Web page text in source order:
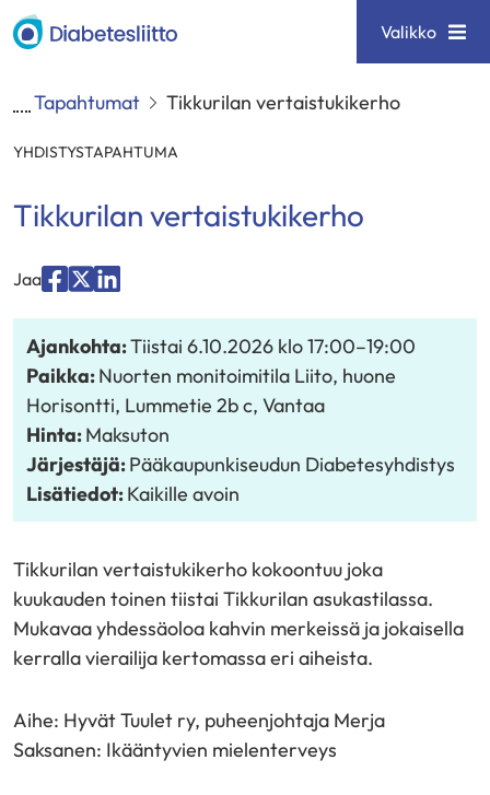
Siirry
sisältöön
Diabetesliitto Valikko
Tapahtumat Tikkurilan vertaistukikerho
YHDISTYSTAPAHTUMA
Tikkurilan vertaistukikerho
Jaa
"Facebook"
"X""LinkedIn"
Ajankohta:Tiistai 6.10.2026 klo 17:00–19:00
Paikka:Nuorten monitoimitila Liito, huone
Horisontti, Lummetie 2b c, Vantaa
Hinta:Maksuton
Järjestäjä:Pääkaupunkiseudun Diabetesyhdistys
Lisätiedot:Kaikille avoin
Tikkurilan vertaistukikerho kokoontuu joka
kuukauden toinen tiistai Tikkurilan asukastilassa.
Mukavaa yhdessäoloa kahvin merkeissä ja jokaisella
kerralla vierailija kertomassa eri aiheista.
Aihe: Hyvät Tuulet ry, puheenjohtaja Merja
Saksanen: Ikääntyvien mielenterveys